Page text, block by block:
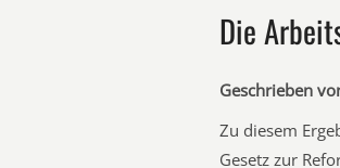
Die
Geschrieben
Zu diesem
Gesetz zur